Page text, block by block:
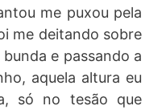
me puxou pela
me deitando sobre
e passando a
aquela altura eu
só no tesão que